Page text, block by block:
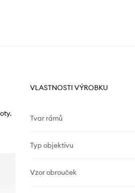
VLASTNOSTI VÝROBKU
Tvar rámů
Typ objektivu
Vzor obrouček